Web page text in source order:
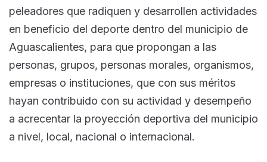
peleadores que radiquen y desarrollen actividades
en beneficio del deporte dentro del municipio de
Aguascalientes, para que propongan a las
personas, grupos, personas morales, organismos,
empresas o instituciones, que con sus méritos
hayan contribuido con su actividad y desempeño
a acrecentar la proyección deportiva del municipio
a nivel, local, nacional o internacional.